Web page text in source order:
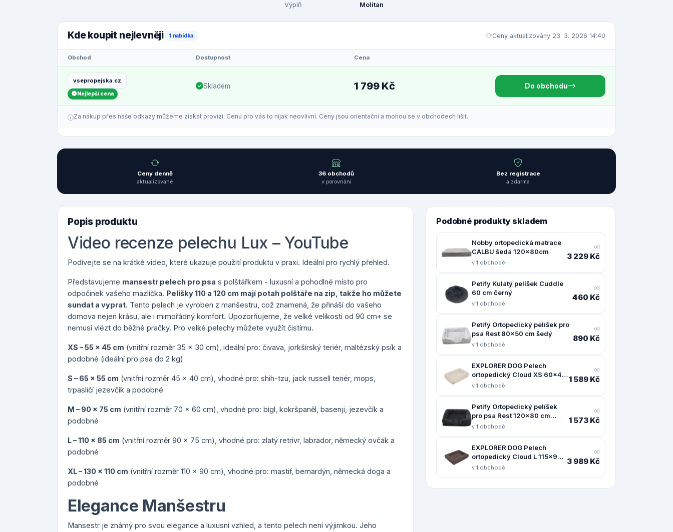
Výplň
Molitan
Kde koupit nejlevněji 1 nabídka Ceny aktualizovány 23. 3. 2026 14:40
Obchod Dostupnost Cena
vsepropejska.cz
Nejlepší cena
Skladem 1 799 Kč Do obchodu
Za nákup přes naše odkazy můžeme získat provizi. Cenu pro vás to nijak neovlivní. Ceny jsou orientační a mohou se v obchodech lišit.
Ceny denně
aktualizované
36 obchodů
v porovnání
Bez registrace
a zdarma
Popis produktu
Video recenze pelechu Lux – YouTube
Podívejte se na krátké video, které ukazuje použití produktu v praxi. Ideální pro rychlý přehled.
Představujeme mansestr pelech pro psa s polštářkem - luxusní a pohodlné místo pro
odpočinek vašeho mazlíčka. Pelíšky 110 a 120 cm mají potah polštáře na zip, takže ho můžete
sundat a vyprat. Tento pelech je vyroben z manšestru, což znamená, že přináší do vašeho
domova nejen krásu, ale i mimořádný komfort. Upozorňujeme, že velké velikosti od 90 cm+ se
nemusí vlézt do běžné pračky. Pro velké pelechy můžete využít čistírnu.
XS – 55 x 45 cm (vnitřní rozměr 35 x 30 cm), ideální pro: čivava, jorkšírský teriér, maltézský psík a
podobné (ideální pro psa do 2 kg)
S – 65 x 55 cm (vnitřní rozměr 45 x 40 cm), vhodné pro: shih-tzu, jack russell teriér, mops,
trpasličí jezevčík a podobné
M – 90 x 75 cm (vnitřní rozměr 70 x 60 cm), vhodné pro: bígl, kokršpaněl, basenji, jezevčík a
podobné
L – 110 x 85 cm (vnitřní rozměr 90 x 75 cm), vhodné pro: zlatý retrívr, labrador, německý ovčák a
podobné
XL – 130 x 110 cm (vnitřní rozměr 110 x 90 cm), vhodné pro: mastif, bernardýn, německá doga a
podobné
Elegance Manšestru
Mansestr je známý pro svou elegance a luxusní vzhled, a tento pelech není výjimkou. Jeho
Podobné produkty skladem
Nobby ortopedická matrace
CALBU šedá 120x80cm
v 1 obchodě
od
3 229 Kč
Petify Kulatý pelíšek Cuddle
60 cm černý
v 1 obchodě
od
460 Kč
Petify Ortopedický pelíšek pro
psa Rest 80x50 cm šedý
v 1 obchodě
od
890 Kč
EXPLORER DOG Pelech
ortopedický Cloud XS 60x40
Vanilla Beige
v 1 obchodě
od
1 589 Kč
Petify Ortopedický pelíšek
pro psa Rest 120x80 cm
černý
v 1 obchodě
od
1 573 Kč
EXPLORER DOG Pelech
ortopedický Cloud L 115x90
Mocha Brown
v 1 obchodě
od
3 989 Kč